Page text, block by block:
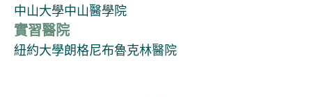
中山大學中山醫學院
實習醫院
紐約大學朗格尼布魯克林醫院